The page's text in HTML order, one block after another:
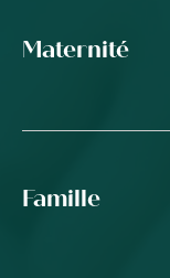
Maternité
Famille